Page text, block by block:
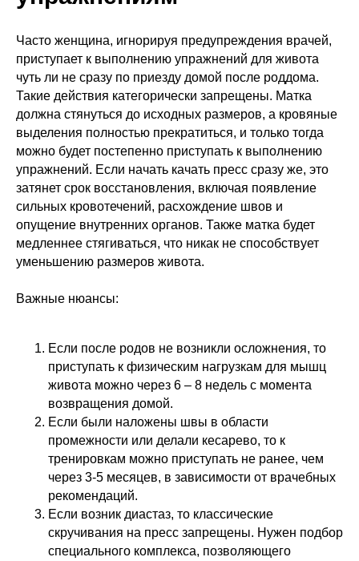
Часто женщина, игнорируя предупреждения врачей,
приступает к выполнению упражнений для живота
чуть ли не сразу по приезду домой после роддома.
Такие действия категорически запрещены. Матка
должна стянуться до исходных размеров, а кровяные
выделения полностью прекратиться, и только тогда
можно будет постепенно приступать к выполнению
упражнений. Если начать качать пресс сразу же, это
затянет срок восстановления, включая появление
сильных кровотечений, расхождение швов и
опущение внутренних органов. Также матка будет
медленнее стягиваться, что никак не способствует
уменьшению размеров живота.
Важные нюансы:
Если после родов не возникли осложнения, то
приступать к физическим нагрузкам для мышц
живота можно через 6 – 8 недель с момента
возвращения домой.
Если были наложены швы в области
промежности или делали кесарево, то к
тренировкам можно приступать не ранее, чем
через 3-5 месяцев, в зависимости от врачебных
рекомендаций.
Если возник диастаз, то классические
скручивания на пресс запрещены. Нужен подбор
специального комплекса, позволяющего